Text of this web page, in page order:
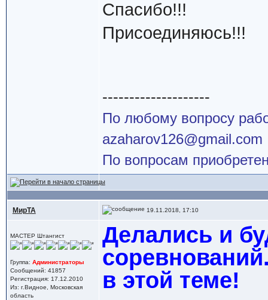
Спасибо!!!
Присоединяюсь!!!
--------------------
По любому вопросу
azaharov126@gmail.com
По вопросам
МирТА 19.11.2018, 17:10
МАСТЕР Штангист
Группа: Администраторы
Сообщений: 41857
Регистрация: 17.12.2010
Из: г.Видное, Московская
область
Делались и
в этой теме!